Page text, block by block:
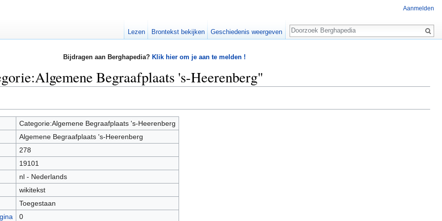
Bijdragen aan Berghapedia? Klik hier om je aan te melden !
Begraafplaats 's-Heerenberg"
Categorie:Algemene Begraafplaats 's-Heerenberg
Algemene Begraafplaats 's-Heerenberg
278
19101
nl - Nederlands
wikitekst
Toegestaan
0
Aanmelden
Lezen Brontekst bekijken Geschiedenis weergeven
Zoeken